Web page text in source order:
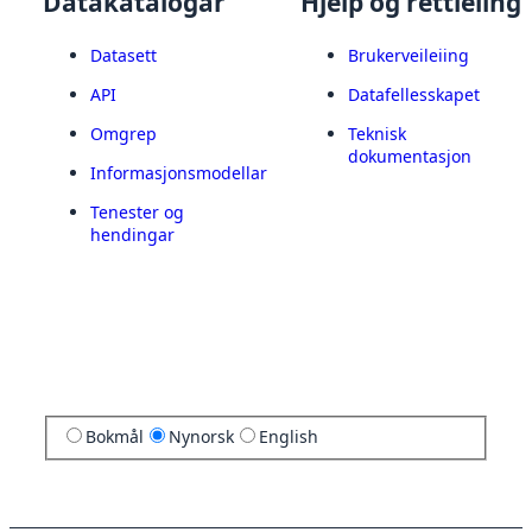
Datasett
API
Omgrep
Informasjonsmodellar
Tenester og
hendingar
Brukerveileiing
Datafellesskapet
Teknisk
dokumentasjon
Bokmål Nynorsk English